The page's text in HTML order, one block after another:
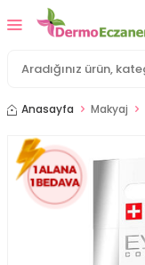
Anasayfa Makyaj